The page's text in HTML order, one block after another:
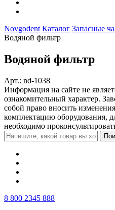
Novgodent Каталог Запасные
Водяной фильтр
Водяной фильтр
Арт.: nd-1038
Информация на сайте не
ознакомительный характер.
собой право вносить
комплектацию оборудования,
необходимо
8 800 2345 888